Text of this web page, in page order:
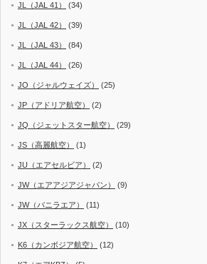
JL（JAL 41） (34)
JL（JAL 42） (39)
JL（JAL 43） (84)
JL（JAL 44） (26)
JO（ジャルウェイズ） (25)
JP（アドリア航空） (2)
JQ（ジェットスター航空） (29)
JS（高麗航空） (1)
JU（エアセルビア） (2)
JW（エアアジアジャパン） (9)
JW（バニラエア） (11)
JX（スターラックス航空） (10)
K6（カンボジア航空） (12)